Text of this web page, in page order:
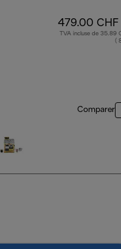
479.00 CHF
TVA incluse de 35.89
(
Comparer